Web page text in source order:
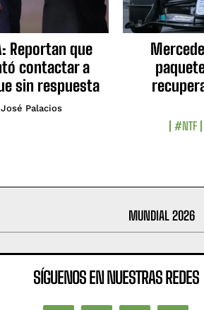
Reportan que
contactar a
sin respuesta
Palacios
#NTF
MUNDIAL 2026
SÍGUENOS EN NUESTRAS REDES